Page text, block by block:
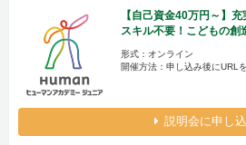
【自己資金40万円～】
スキル不要！こどもの創
形式：オンライン
開催方法：申し込み後にURL
説明会に申し